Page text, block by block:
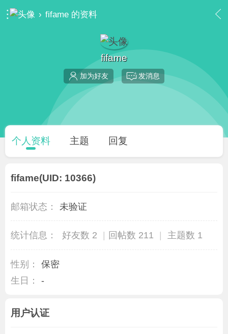
› fifame 的资料
fifame
加为好友 发消息
个人资料 主题 回复
fifame(UID: 10366)
邮箱状态： 未验证
统计信息： 好友数 2 回帖数 211 主题数 1
性别：
保密
生日：
-
用户认证